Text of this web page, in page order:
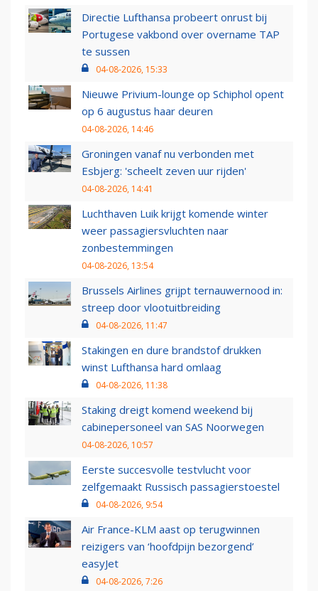
Directie Lufthansa probeert onrust bij
Portugese vakbond over overname TAP
te sussen
04-08-2026, 15:33
Nieuwe Privium-lounge op Schiphol opent
op 6 augustus haar deuren
04-08-2026, 14:46
Groningen vanaf nu verbonden met
Esbjerg: 'scheelt zeven uur rijden'
04-08-2026, 14:41
Luchthaven Luik krijgt komende winter
weer passagiersvluchten naar
zonbestemmingen
04-08-2026, 13:54
Brussels Airlines grijpt ternauwernood in:
streep door vlootuitbreiding
04-08-2026, 11:47
Stakingen en dure brandstof drukken
winst Lufthansa hard omlaag
04-08-2026, 11:38
Staking dreigt komend weekend bij
cabinepersoneel van SAS Noorwegen
04-08-2026, 10:57
Eerste succesvolle testvlucht voor
zelfgemaakt Russisch passagierstoestel
04-08-2026, 9:54
Air France-KLM aast op terugwinnen
reizigers van ‘hoofdpijn bezorgend’
easyJet
04-08-2026, 7:26